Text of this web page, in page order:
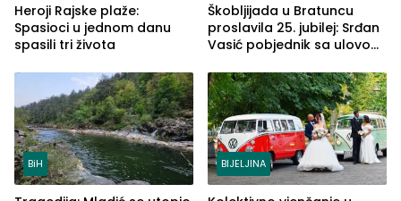
Heroji Rajske plaže:
Spasioci u jednom danu
spasili tri života
Škobljijada u Bratuncu
proslavila 25. jubilej: Srđan
Vasić pobjednik sa ulovom
BiH BIJELJINA